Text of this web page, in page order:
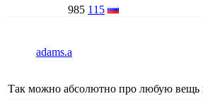
985 115
adams.a
Так можно абсолютно про любую вещь